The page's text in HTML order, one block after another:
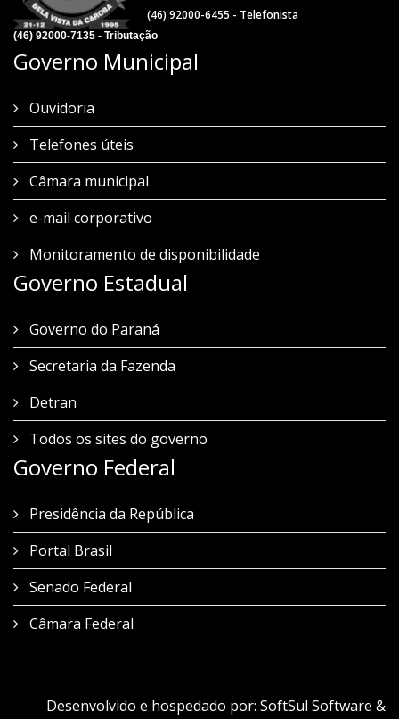
(46) 92000-6455 - Telefonista
(46) 92000-7135 - Tributação
Governo Municipal
Ouvidoria
Telefones úteis
Câmara municipal
e-mail corporativo
Monitoramento de disponibilidade
Governo Estadual
Governo do Paraná
Secretaria da Fazenda
Detran
Todos os sites do governo
Governo Federal
Presidência da República
Portal Brasil
Senado Federal
Câmara Federal
Desenvolvido e hospedado por: SoftSul Software &